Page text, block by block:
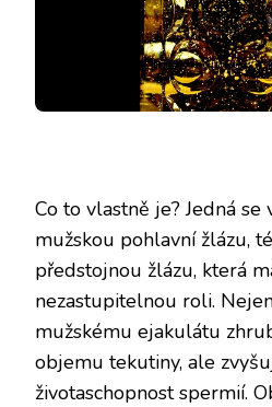
Co to vlastně je? Jedná se
mužskou pohlavní žlázu,
předstojnou žlázu, která
nezastupitelnou roli.
mužskému ejakulátu
objemu tekutiny, ale
životaschopnost spermií.